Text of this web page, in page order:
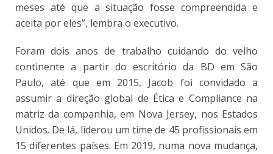
meses até que a situação fosse compreendida e
aceita por eles”, lembra o executivo.
Foram dois anos de trabalho cuidando do velho
continente a partir do escritório da BD em São
Paulo, até que em 2015, Jacob foi convidado a
assumir a direção global de Ética e Compliance na
matriz da companhia, em Nova Jersey, nos Estados
Unidos. De lá, liderou um time de 45 profissionais em
15 diferentes países. Em 2019, numa nova mudança,